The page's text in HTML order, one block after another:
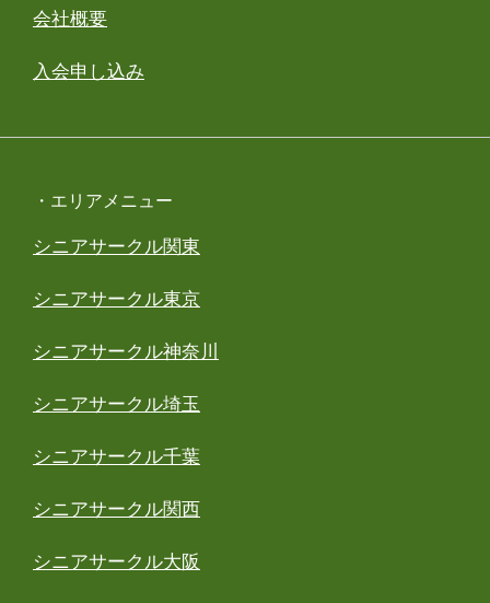
会社概要
入会申し込み
・エリアメニュー
シニアサークル関東
シニアサークル東京
シニアサークル神奈川
シニアサークル埼玉
シニアサークル千葉
シニアサークル関西
シニアサークル大阪